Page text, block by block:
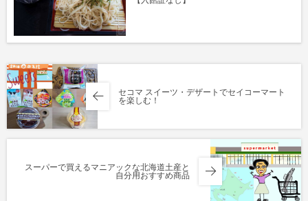
セコマ スイーツ・デザートでセイコーマート
を楽しむ！
スーパーで買えるマニアックな北海道土産と
自分用おすすめ商品